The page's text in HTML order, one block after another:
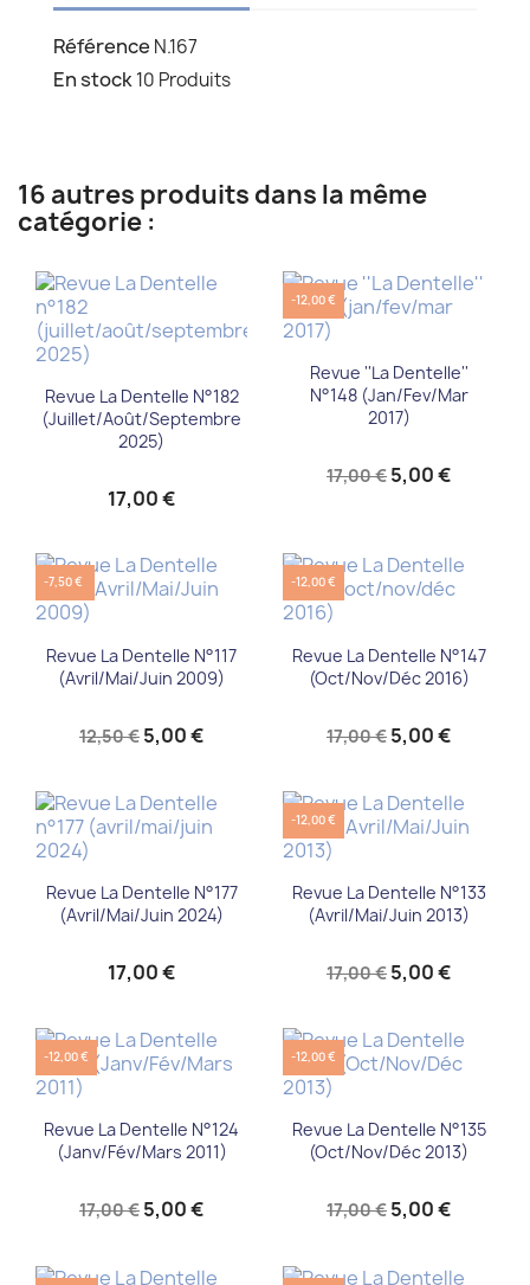
Référence N.167
En stock10 Produits
16 autres produits dans la même
catégorie :
Revue La Dentelle N°182
(juillet/août/septembre
2025)
17,00 €
Revue ''La Dentelle''
N°148 (jan/fev/mar
2017)
17,00 € 5,00 €
-12,00 €
Revue La Dentelle N°117
(Avril/Mai/Juin 2009)
12,50 € 5,00 €
-7,50 €
Revue La Dentelle N°147
(oct/nov/déc 2016)
17,00 € 5,00 €
-12,00 €
Revue La Dentelle N°177
(avril/mai/juin 2024)
17,00 €
Revue La Dentelle N°133
(Avril/Mai/Juin 2013)
17,00 € 5,00 €
-12,00 €
Revue La Dentelle N°124
(Janv/Fév/Mars 2011)
17,00 € 5,00 €
-12,00 €
Revue La Dentelle N°135
(Oct/Nov/Déc 2013)
17,00 € 5,00 €
-12,00 €